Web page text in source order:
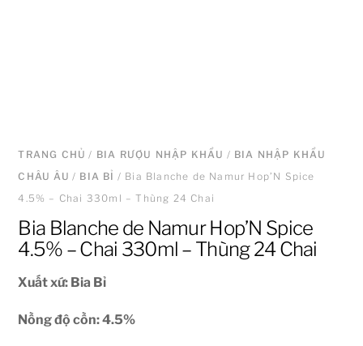
TRANG CHỦ / BIA RƯỢU NHẬP KHẨU / BIA NHẬP KHẨU
CHÂU ÂU / BIA BỈ / Bia Blanche de Namur Hop’N Spice
4.5% – Chai 330ml – Thùng 24 Chai
Bia Blanche de Namur Hop’N Spice
4.5% – Chai 330ml – Thùng 24 Chai
Xuất xứ: Bia Bỉ
Nồng độ cồn: 4.5%